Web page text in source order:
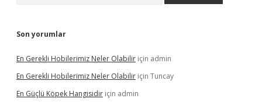
Son yorumlar
En Gerekli Hobilerimiz Neler Olabilir için admin
En Gerekli Hobilerimiz Neler Olabilir için Tuncay
En Güçlü Köpek Hangisidir için admin